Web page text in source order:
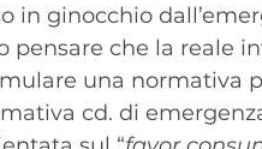
in ginocchio
pensare che la reale
una normativa
cd. di